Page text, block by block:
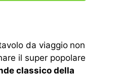
da viaggio non
il super popolare
classico della